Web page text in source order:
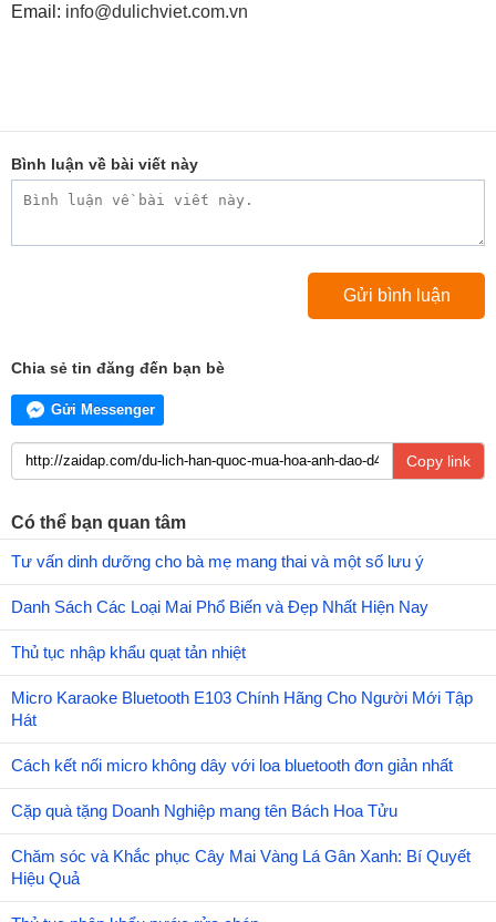
Email: info@dulichviet.com.vn
Bình luận về bài viết này
Chia sẻ tin đăng đến bạn bè
Gửi Messenger
Copy link
Có thể bạn quan tâm
Tư vấn dinh dưỡng cho bà mẹ mang thai và một số lưu ý
Danh Sách Các Loại Mai Phổ Biến và Đẹp Nhất Hiện Nay
Thủ tục nhập khẩu quạt tản nhiệt
Micro Karaoke Bluetooth E103 Chính Hãng Cho Người Mới Tập
Hát
Cách kết nối micro không dây với loa bluetooth đơn giản nhất
Cặp quà tặng Doanh Nghiệp mang tên Bách Hoa Tửu
Chăm sóc và Khắc phục Cây Mai Vàng Lá Gân Xanh: Bí Quyết
Hiệu Quả